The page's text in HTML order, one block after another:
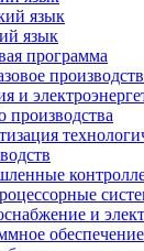
язык
язык
программа
и
производства
и
обеспечение